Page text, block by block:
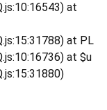
at
at PL
at $u